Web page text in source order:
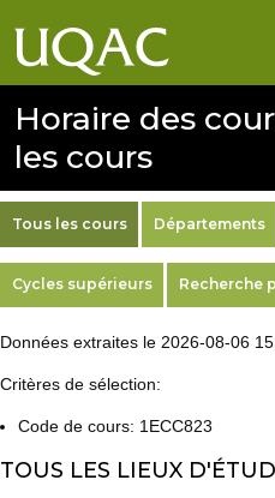
Horaire des
les cours
Tous les cours Départements
Cycles supérieurs Recherche
Données extraites le 2026-08-06
Critères de sélection:
Code de cours: 1ECC823
TOUS LES LIEUX